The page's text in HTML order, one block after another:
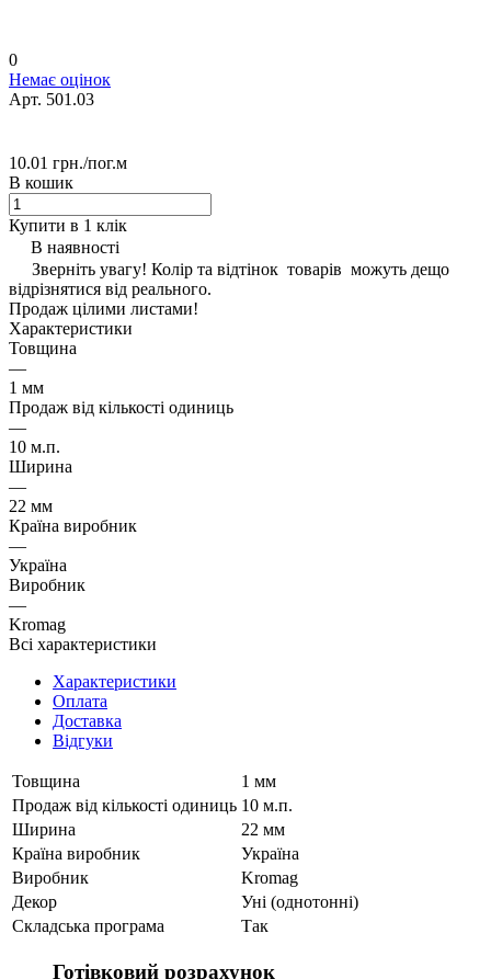
0
Немає оцінок
Арт. 501.03
10.01 грн./пог.м
В кошик
Купити в 1 клік
В наявності
Зверніть увагу! Колір та відтінок товарів можуть дещо
відрізнятися від реального.
Продаж цілими листами!
Характеристики
Товщина
—
1 мм
Продаж від кількості одиниць
—
10 м.п.
Ширина
—
22 мм
Країна виробник
—
Україна
Виробник
—
Kromag
Всі характеристики
Характеристики
Оплата
Доставка
Відгуки
Товщина
1 мм
Продаж від кількості одиниць 10 м.п.
Ширина
22 мм
Країна виробник
Україна
Виробник
Kromag
Декор
Уні (однотонні)
Складська програма
Так
Готівковий розрахунок